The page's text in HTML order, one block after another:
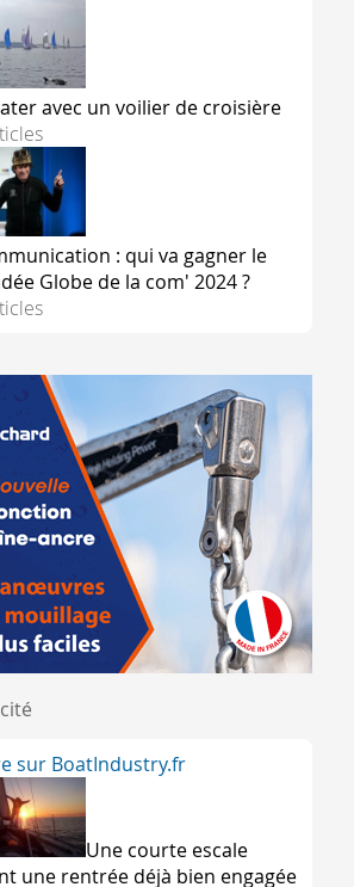
avec un voilier de croisière
: qui va gagner le
Globe de la com' 2024 ?
sur BoatIndustry.fr
Une courte escale
une rentrée déjà bien engagée